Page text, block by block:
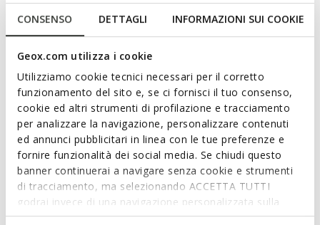
CONSENSO DETTAGLI INFORMAZIONI SUI COOKIE
Geox.com utilizza i cookie
Utilizziamo cookie tecnici necessari per il corretto
funzionamento del sito e, se ci fornisci il tuo consenso,
cookie ed altri strumenti di profilazione e tracciamento
per analizzare la navigazione, personalizzare contenuti
ed annunci pubblicitari in linea con le tue preferenze e
fornire funzionalità dei social media. Se chiudi questo
banner continuerai a navigare senza cookie e strumenti
di tracciamento, ma selezionando ACCETTA TUTTI
godrai invece di una navigazione personalizzata sulla
base dei tuoi gusti ed interessi. Selezionando
Design zeichnet sich durch seine schlanke Form aus und wird
hier in glattem dunkelbraunem Leder angeboten. Der
bequeme und atmungsaktive Barberigo ist ideal, um den
anspruchsvollen Business-Look zu unterstreichen.
PRODUKTCODE: U56MBD00043C6010
Mehr anzeigen
Eigenschaften
Indem Sie dieses Produkt kaufen,
unterstützen Sie Leather-Working-Group-
zertifizierte Gerbereien